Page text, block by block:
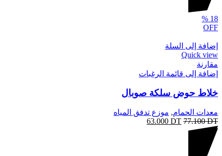
18
%
OFF
إضافة إلى السلة
Quick view
مقارنة
إضافة إلى قائمة الرغبات
خلاط حوض سلكة صوبال
معدات الحمام, موزع تدفق المياه
77.100DT
63.000 DT